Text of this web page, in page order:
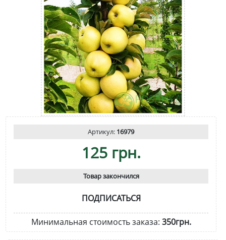
Артикул: 16979
125 грн.
Товар закончился
ПОДПИСАТЬСЯ
Минимальная стоимость заказа: 350грн.